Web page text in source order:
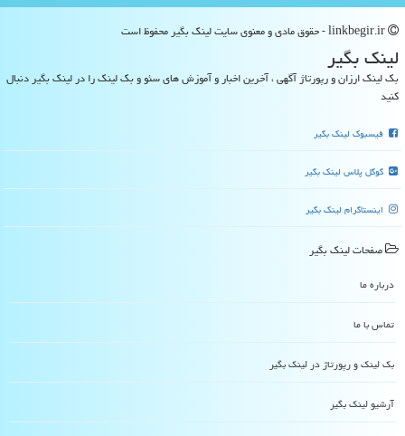
لینك بگیر
بک لینک ارزان و رپورتاژ آگهی ، آخرین اخبار و آموزش های سئو و بک لینک را در لینک بگیر دنبال
کنید
فیسبوک لینک بگیر
گوگل پلاس لینک بگیر
اینستاگرام لینک بگیر
صفحات لینك بگیر
درباره ما
تماس با ما
بک لینک و رپورتاژ در لینك بگیر
آرشیو لینك بگیر